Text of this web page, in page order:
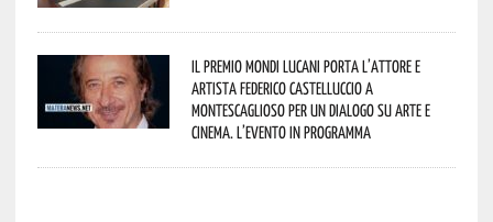
Il Premio Mondi Lucani porta l’attore e
artista Federico Castelluccio a
Montescaglioso per un dialogo su arte e
cinema. L’evento in programma